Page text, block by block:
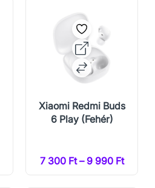
Xiaomi Redmi Buds
6 Play (Fehér)
7 300 Ft – 9 990 Ft